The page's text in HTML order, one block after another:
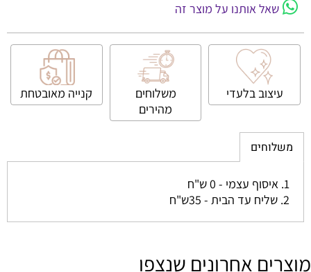
שאל אותנו על מוצר זה
עיצוב בלעדי
משלוחים
מהירים
קנייה מאובטחת
משלוחים
1. איסוף עצמי - 0 ש"ח
2. שליח עד הבית - 35ש"ח
מוצרים אחרונים שנצפו